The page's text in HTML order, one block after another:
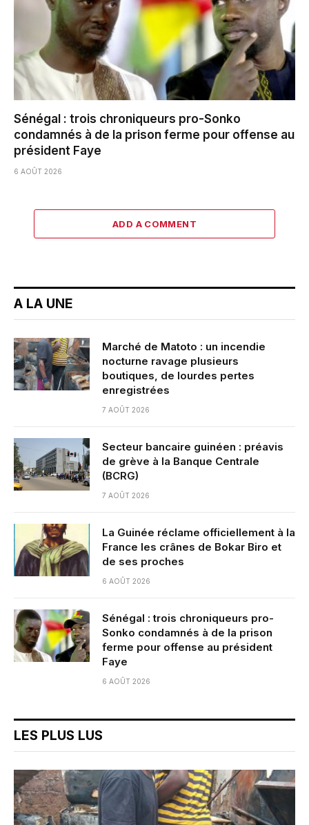
Sénégal : trois chroniqueurs pro-Sonko
condamnés à de la prison ferme pour offense au
président Faye
6 AOÛT 2026
ADD A COMMENT
A LA UNE
Marché de Matoto : un incendie
nocturne ravage plusieurs
boutiques, de lourdes pertes
enregistrées
7 AOÛT 2026
Secteur bancaire guinéen : préavis
de grève à la Banque Centrale
(BCRG)
7 AOÛT 2026
La Guinée réclame officiellement à la
France les crânes de Bokar Biro et
de ses proches
6 AOÛT 2026
Sénégal : trois chroniqueurs pro-
Sonko condamnés à de la prison
ferme pour offense au président
Faye
6 AOÛT 2026
LES PLUS LUS